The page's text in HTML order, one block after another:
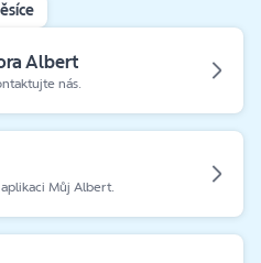
Albert
nás.
Můj Albert.